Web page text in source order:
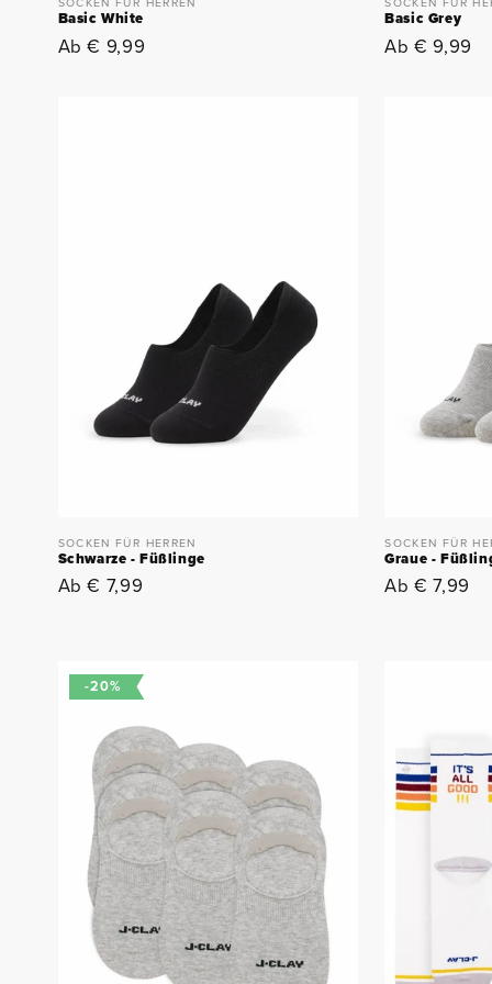
Basic White
Normaler
Ab € 9,99
Basic Grey
Normaler
Ab € 9,99
SOCKEN FÜR HERREN
Schwarze - Füßlinge
Normaler
Ab € 7,99
SOCKEN FÜR
Graue -
Normaler
Ab € 7,99
-20%